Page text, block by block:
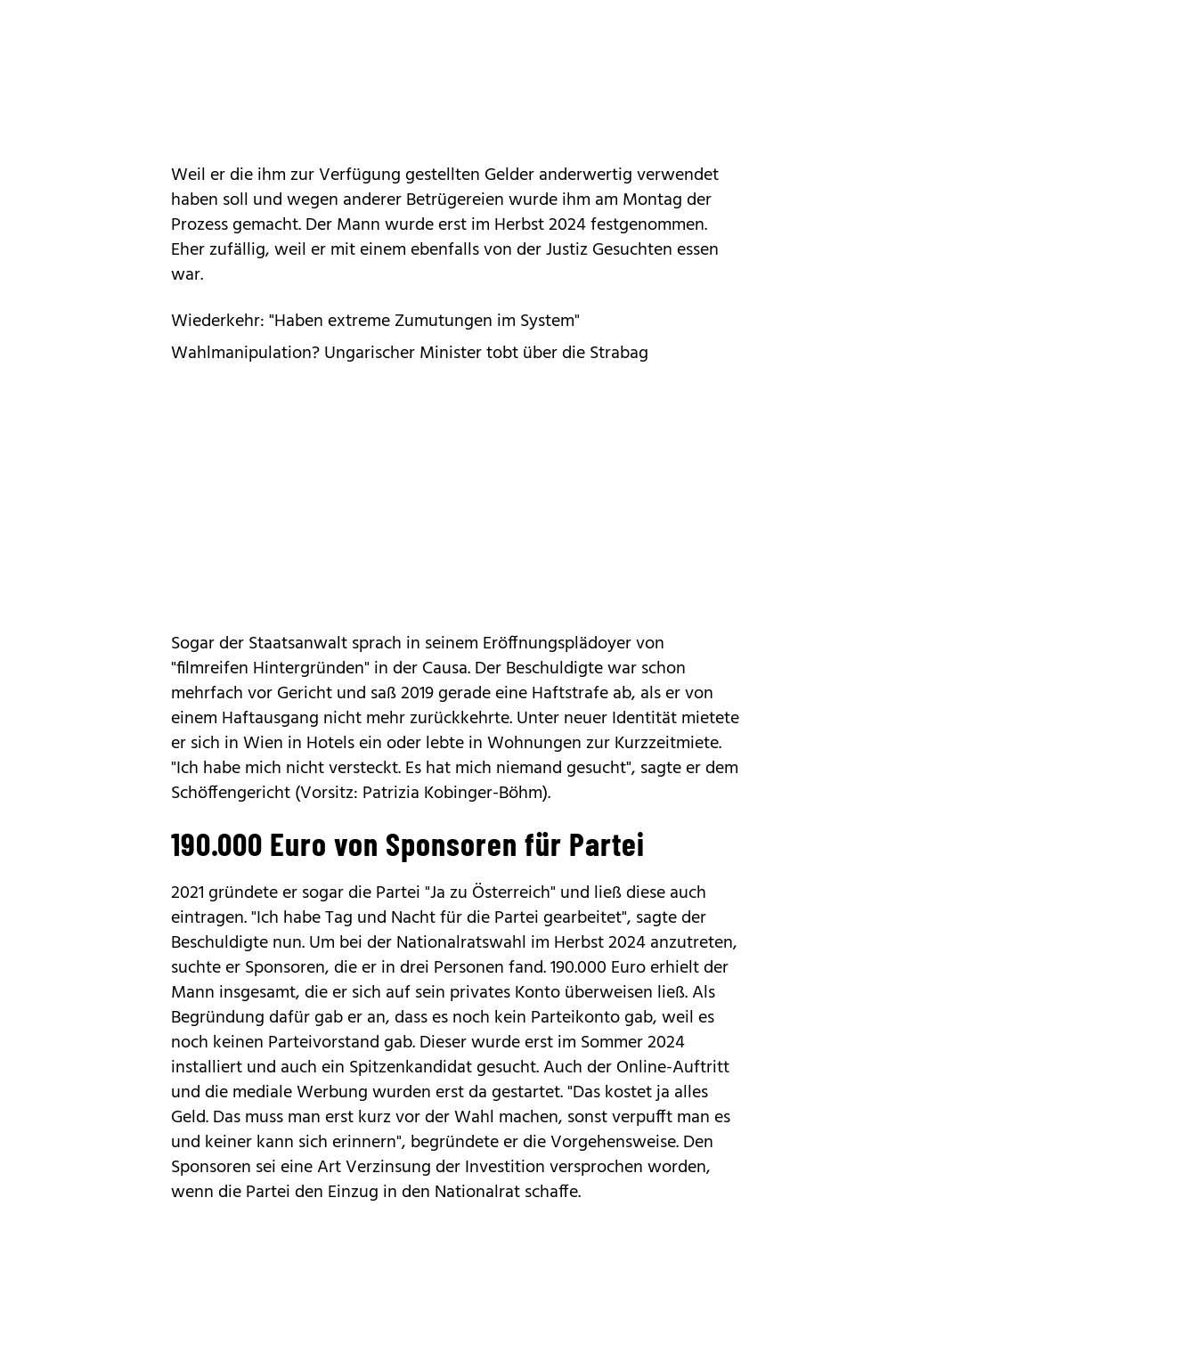
Weil er die ihm zur Verfügung gestellten Gelder anderwertig verwendet
haben soll und wegen anderer Betrügereien wurde ihm am Montag der
Prozess gemacht. Der Mann wurde erst im Herbst 2024 festgenommen.
Eher zufällig, weil er mit einem ebenfalls von der Justiz Gesuchten essen
war.
Wiederkehr: "Haben extreme Zumutungen im System"
Wahlmanipulation? Ungarischer Minister tobt über die Strabag
Sogar der Staatsanwalt sprach in seinem Eröffnungsplädoyer von
"filmreifen Hintergründen" in der Causa. Der Beschuldigte war schon
mehrfach vor Gericht und saß 2019 gerade eine Haftstrafe ab, als er von
einem Haftausgang nicht mehr zurückkehrte. Unter neuer Identität mietete
er sich in Wien in Hotels ein oder lebte in Wohnungen zur Kurzzeitmiete.
"Ich habe mich nicht versteckt. Es hat mich niemand gesucht", sagte er dem
Schöffengericht (Vorsitz: Patrizia Kobinger-Böhm).
190.000 Euro von Sponsoren für Partei
2021 gründete er sogar die Partei "Ja zu Österreich" und ließ diese auch
eintragen. "Ich habe Tag und Nacht für die Partei gearbeitet", sagte der
Beschuldigte nun. Um bei der Nationalratswahl im Herbst 2024 anzutreten,
suchte er Sponsoren, die er in drei Personen fand. 190.000 Euro erhielt der
Mann insgesamt, die er sich auf sein privates Konto überweisen ließ. Als
Begründung dafür gab er an, dass es noch kein Parteikonto gab, weil es
noch keinen Parteivorstand gab. Dieser wurde erst im Sommer 2024
installiert und auch ein Spitzenkandidat gesucht. Auch der Online-Auftritt
und die mediale Werbung wurden erst da gestartet. "Das kostet ja alles
Geld. Das muss man erst kurz vor der Wahl machen, sonst verpufft man es
und keiner kann sich erinnern", begründete er die Vorgehensweise. Den
Sponsoren sei eine Art Verzinsung der Investition versprochen worden,
wenn die Partei den Einzug in den Nationalrat schaffe.